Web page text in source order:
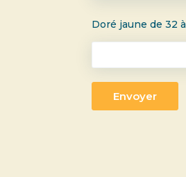
Doré jaune de 32
Envoyer